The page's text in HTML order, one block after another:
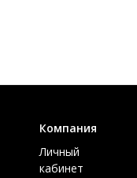
Компания
Личный
кабинет